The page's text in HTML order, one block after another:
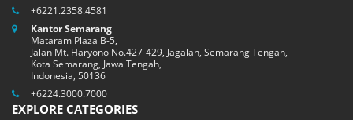
+6221.2358.4581
Kantor Semarang
Mataram Plaza B-5,
Jalan Mt. Haryono No.427-429, Jagalan, Semarang Tengah,
Kota Semarang, Jawa Tengah,
Indonesia, 50136
+6224.3000.7000
EXPLORE CATEGORIES